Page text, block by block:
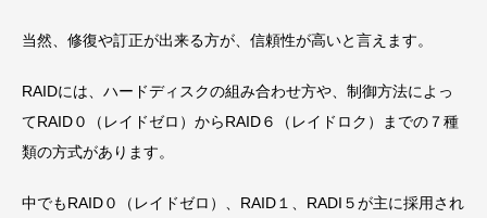
当然、修復や訂正が出来る方が、信頼性が高いと言えます。
RAIDには、ハードディスクの組み合わせ方や、制御方法によっ
てRAID０（レイドゼロ）からRAID６（レイドロク）までの７種
類の方式があります。
中でもRAID０（レイドゼロ）、RAID１、RADI５が主に採用され